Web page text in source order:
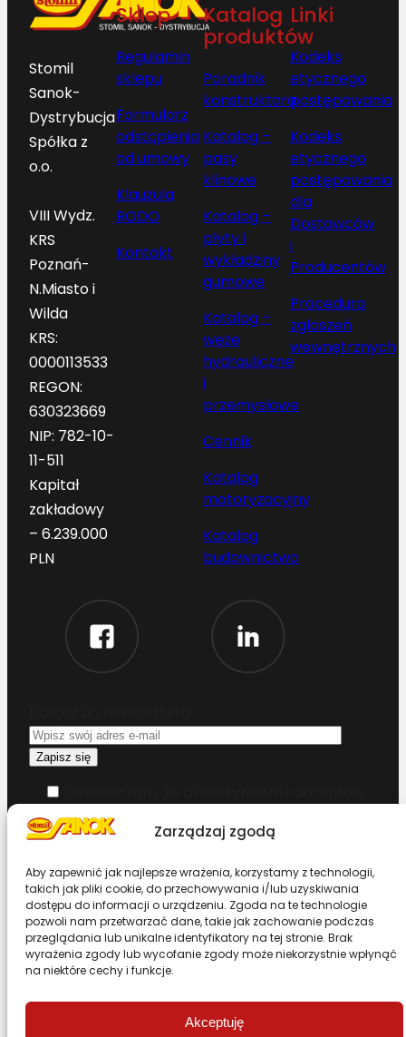
Zarządzaj zgodą
Aby zapewnić jak najlepsze wrażenia, korzystamy z technologii,
takich jak pliki cookie, do przechowywania i/lub uzyskiwania
dostępu do informacji o urządzeniu. Zgoda na te technologie
pozwoli nam przetwarzać dane, takie jak zachowanie podczas
przeglądania lub unikalne identyfikatory na tej stronie. Brak
wyrażenia zgody lub wycofanie zgody może niekorzystnie wpłynąć
na niektóre cechy i funkcje.
Akceptuję
Stomil
Sanok-
Dystrybucja
Spółka z
o.o.
VIII Wydz.
KRS
Poznań-
N.Miasto i
Wilda
KRS:
0000113533
REGON:
630323669
NIP: 782-10-
11-511
Kapitał
zakładowy
– 6.239.000
PLN
Sklep
Regulamin
sklepu
Formularz
odstąpienia
od umowy
Klauzula
RODO
Kontakt
Katalog
produktów
Poradnik
konstruktora
Katalog –
pasy
klinowe
Katalog –
płyty i
wykładziny
gumowe
Katalog –
węże
hydrauliczne
i
przemysłowe
Cennik
Katalog
motoryzacyjny
Katalog
budownictwo
Linki
Kodeks
etycznego
postępowania
Kodeks
etycznego
postępowania
dla
Dostawców
i
Producentów
Procedura
zgłoszeń
wewnętrznych
warunki korzystania z serwisu
Design & Code by Foxstudio.eu
Przewiń stronę do góry